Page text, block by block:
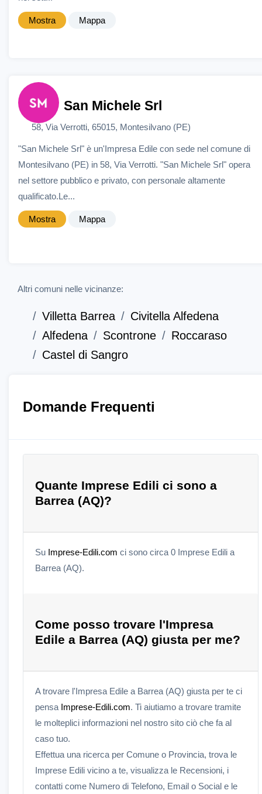
Mostra Mappa
San Michele Srl
58, Via Verrotti, 65015, Montesilvano (PE)
"San Michele Srl" è un'Impresa Edile con sede nel comune di
Montesilvano (PE) in 58, Via Verrotti. "San Michele Srl" opera
nel settore pubblico e privato, con personale altamente
qualificato.Le...
Mostra Mappa
Altri comuni nelle vicinanze:
Villetta Barrea
Civitella Alfedena
Alfedena
Scontrone
Roccaraso
Castel di Sangro
Domande Frequenti
Quante Imprese Edili ci sono a
Barrea (AQ)?
Su Imprese-Edili.com ci sono circa 0 Imprese Edili a
Barrea (AQ).
Come posso trovare l'Impresa
Edile a Barrea (AQ) giusta per me?
A trovare l'Impresa Edile a Barrea (AQ) giusta per te ci
pensa Imprese-Edili.com. Ti aiutiamo a trovare tramite
le molteplici informazioni nel nostro sito ciò che fa al
caso tuo.
Effettua una ricerca per Comune o Provincia, trova le
Imprese Edili vicino a te, visualizza le Recensioni, i
contatti come Numero di Telefono, Email o Social e le